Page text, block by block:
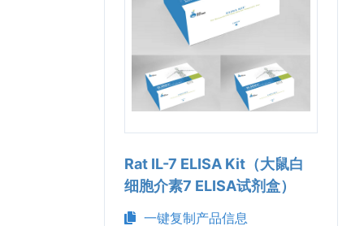
Rat IL-7 ELISA Kit（大鼠白
细胞介素7 ELISA试剂盒）
一键复制产品信息